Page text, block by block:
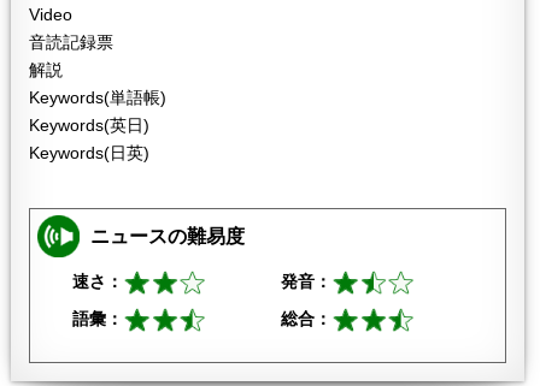
Video
音読記録票
解説
Keywords(単語帳)
Keywords(英日)
Keywords(日英)
ニュースの難易度
速さ：
発音：
語彙：
総合：